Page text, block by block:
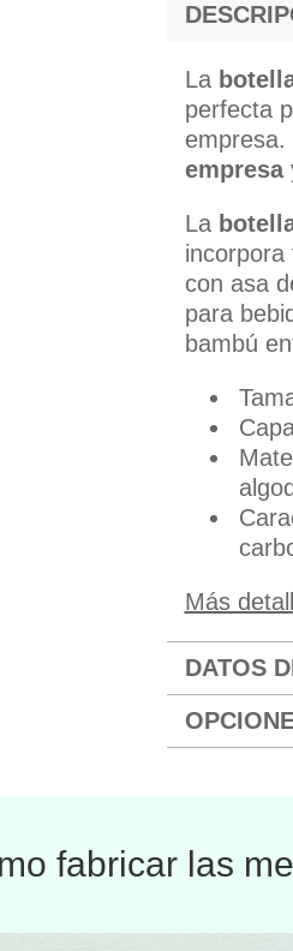
La
perfecta
empresa.
empresa
La
incorpora
con asa
para
bambú
Más
DATOS
fabricar las